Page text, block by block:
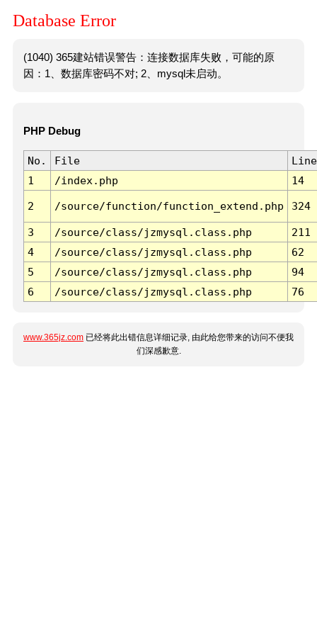
Database Error
(1040) 365建站错误警告：连接数据库失败，可能的原
因：1、数据库密码不对; 2、mysql未启动。
PHP Debug
No. File
Line
1
/index.php 14
2 /source/function/function_extend.php 324
3 /source/class/jzmysql.class.php
211
4
/source/class/jzmysql.class.php
62
5
/source/class/jzmysql.class.php
94
6
/source/class/jzmysql.class.php 76
www.365jz.com 已经将此出错信息详细记录, 由此给您带来的访问不便我
们深感歉意.